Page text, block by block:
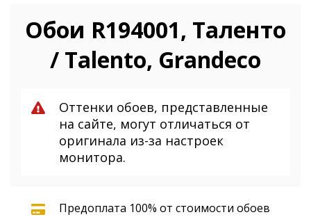
Обои R194001, Таленто
/ Talento, Grandeco
Оттенки обоев, представленные
на сайте, могут отличаться от
оригинала из-за настроек
монитора.
Предоплата 100% от стоимости обоев